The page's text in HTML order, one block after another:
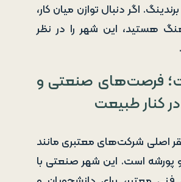
اگر دنبال توازن میان کار،
هستید، این شهر را در نظر
فرصت‌های صنعتی و
کنار طبیعت
اصلی شرکت‌های معتبری مانند
پورشه است. این شهر صنعتی با